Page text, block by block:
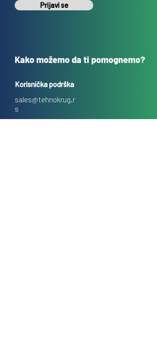
Prijavi se
Kako možemo da ti pomognemo?
Korisnička podrška
sales@tehnokrug.r
s